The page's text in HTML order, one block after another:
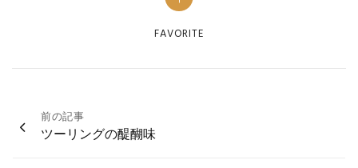
Categories
FAVORITE
投
稿
前の記事
ツーリングの醍醐味